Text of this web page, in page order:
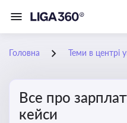
Головна Теми в центрі
Все про
кейси